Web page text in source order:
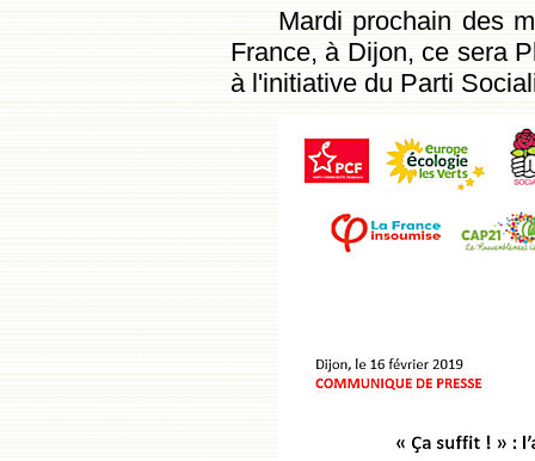
Mardi prochain des
France, à Dijon, ce sera
à l'initiative du Parti